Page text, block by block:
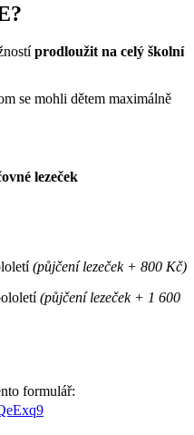
prodloužit na celý školní
se mohli dětem maximálně
lezeček
(půjčení lezeček + 800 Kč)
(půjčení lezeček + 1 600
formulář: